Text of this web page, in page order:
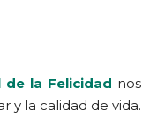
de la Felicidad nos
y la calidad de vida.